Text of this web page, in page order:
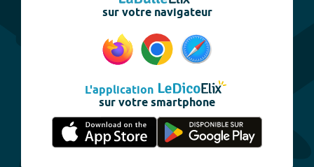
sur votre navigateur
L'application
sur votre smartphone